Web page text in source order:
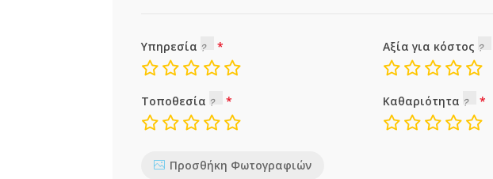
Υπηρεσία Αξία για κόστος
Τοποθεσία Καθαριότητα
Προσθήκη Φωτογραφιών